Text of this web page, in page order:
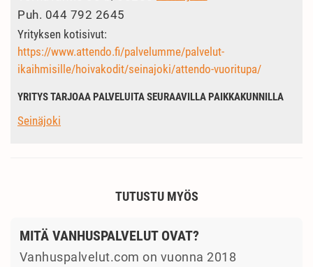
Puh. 044 792 2645
Yrityksen kotisivut:
https://www.attendo.fi/palvelumme/palvelut-
ikaihmisille/hoivakodit/seinajoki/attendo-vuoritupa/
YRITYS TARJOAA PALVELUITA SEURAAVILLA PAIKKAKUNNILLA
Seinäjoki
TUTUSTU MYÖS
MITÄ VANHUSPALVELUT OVAT?
Vanhuspalvelut.com on vuonna 2018